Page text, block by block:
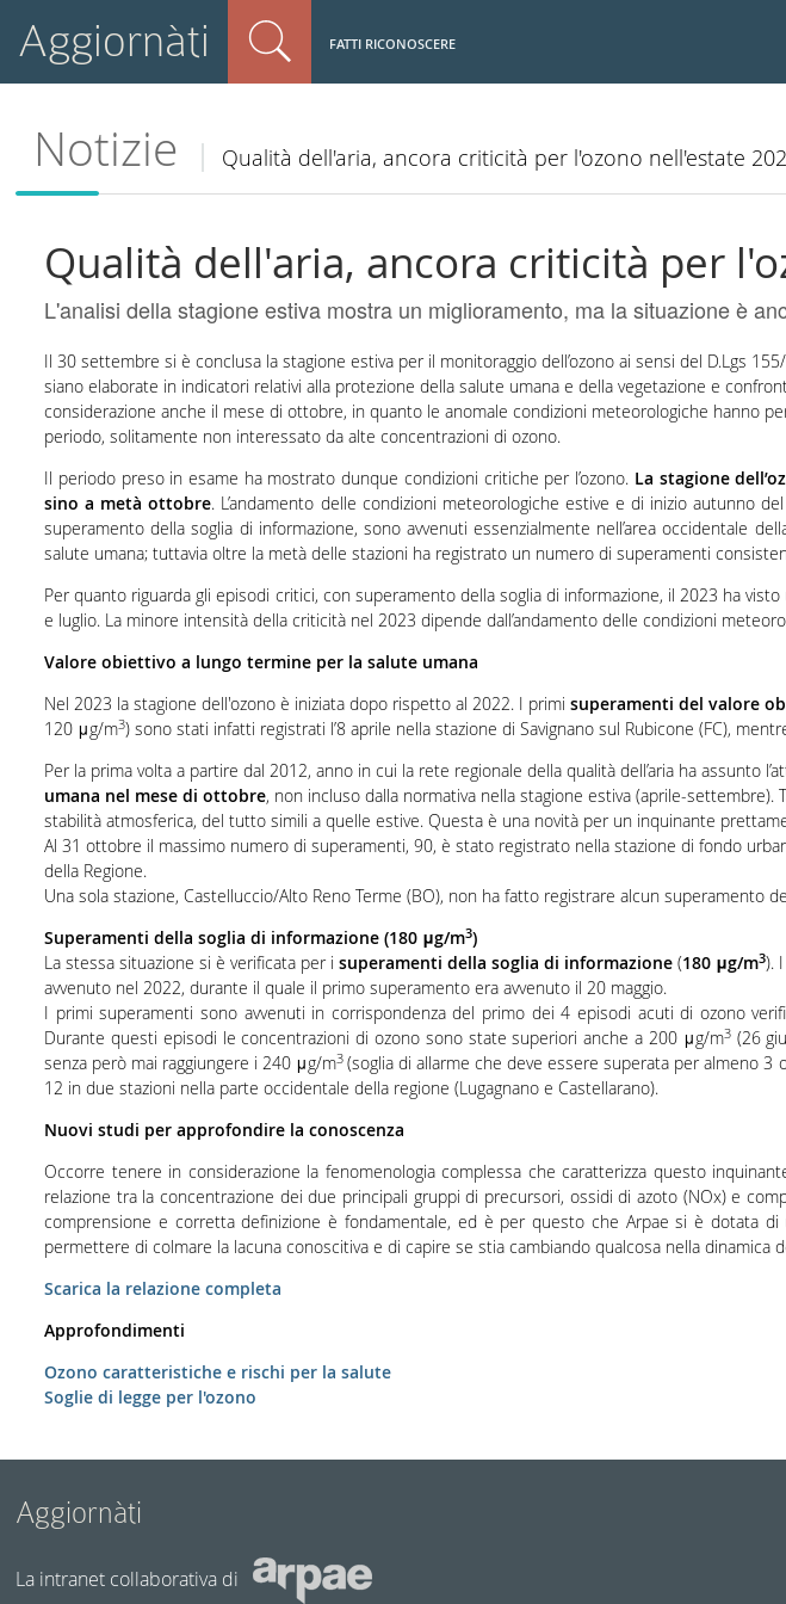
Aggiornàti FATTI RICONOSCERE
Notizie Qualità dell'aria, ancora criticità per l'ozono nell'estate
Qualità dell'aria, ancora criticità per
L'analisi della stagione estiva mostra un miglioramento, ma la situazione è
Il 30 settembre si è conclusa la stagione estiva per il monitoraggio dell’ozono ai sensi del D.Lgs
siano elaborate in indicatori relativi alla protezione della salute umana e della vegetazione e
considerazione anche il mese di ottobre, in quanto le anomale condizioni meteorologiche hanno
periodo, solitamente non interessato da alte concentrazioni di ozono.
Il periodo preso in esame ha mostrato dunque condizioni critiche per l’ozono. La stagione
sino a metà ottobre. L’andamento delle condizioni meteorologiche estive e di inizio autunno
superamento della soglia di informazione, sono avvenuti essenzialmente nell’area occidentale
salute umana; tuttavia oltre la metà delle stazioni ha registrato un numero di superamenti
Per quanto riguarda gli episodi critici, con superamento della soglia di informazione, il 2023 ha
e luglio. La minore intensità della criticità nel 2023 dipende dall’andamento delle condizioni
Valore obiettivo a lungo termine per la salute umana
Nel 2023 la stagione dell'ozono è iniziata dopo rispetto al 2022. I primisuperamenti del valore
120 μg/m3) sono stati infatti registrati l’8 aprile nella stazione di Savignano sul Rubicone (FC),
Per la prima volta a partire dal 2012, anno in cui la rete regionale della qualità dell’aria ha assunto
umana nel mese di ottobre, non incluso dalla normativa nella stagione estiva (aprile-
stabilità atmosferica, del tutto simili a quelle estive. Questa è una novità per un inquinante
Al 31 ottobre il massimo numero di superamenti, 90, è stato registrato nella stazione di fondo
della Regione.
Una sola stazione, Castelluccio/Alto Reno Terme (BO), non ha fatto registrare alcun superamento
Superamenti della soglia di informazione (180 μg/m3)
La stessa situazione si è verificata per isuperamenti della soglia di informazione (180 μg/m3).
avvenuto nel 2022, durante il quale il primo superamento era avvenuto il 20 maggio.
I primi superamenti sono avvenuti in corrispondenza del primo dei 4 episodi acuti di ozono
Durante questi episodi le concentrazioni di ozono sono state superiori anche a 200 μg/m3(26
senza però mai raggiungere i 240 μg/m3(soglia di allarme che deve essere superata per almeno
12 in due stazioni nella parte occidentale della regione (Lugagnano e Castellarano).
Nuovi studi per approfondire la conoscenza
Occorre tenere in considerazione la fenomenologia complessa che caratterizza questo
relazione tra la concentrazione dei due principali gruppi di precursori, ossidi di azoto (NOx) e
comprensione e corretta definizione è fondamentale, ed è per questo che Arpae si è dotata
permettere di colmare la lacuna conoscitiva e di capire se stia cambiando qualcosa nella dinamica
Scarica la relazione completa
Approfondimenti
Ozono caratteristiche e rischi per la salute
Soglie di legge per l'ozono
Aggiornàti
La intranet collaborativa di